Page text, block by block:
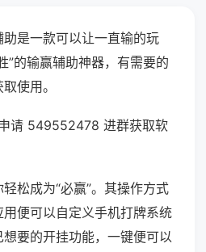
是一款可以让一直输的玩
”的输赢辅助神器，有需要的
使用。
请 549552478 进群获取软
松成为“必赢”。其操作方式
便可以自定义手机打牌系统
要的开挂功能，一键便可以